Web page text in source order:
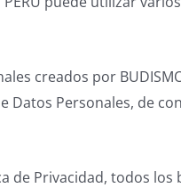
creados por
Datos Personales, de
de Privacidad, todos los